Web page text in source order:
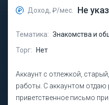
Доход, ₽/мес. Не
Тематика: Знакомства и
Торг:
Нет
Аккаунт с отлежкой,
работы. С аккаунтом отдаю
приветственное письмо